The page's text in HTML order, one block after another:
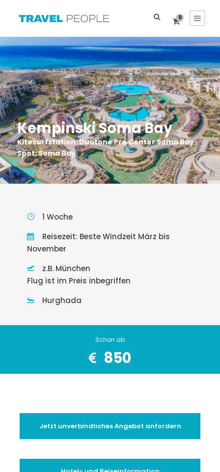
0
Kempinski Soma Bay
Kitesurfstation: Duotone Pro Center Soma Bay
Spot: Soma Bay
1 Woche
Reisezeit: Beste Windzeit März bis
November
z.B. München
Flug ist im Preis inbegriffen
Hurghada
Schon ab
850
Jetzt unverbindliches Angebot anfordern